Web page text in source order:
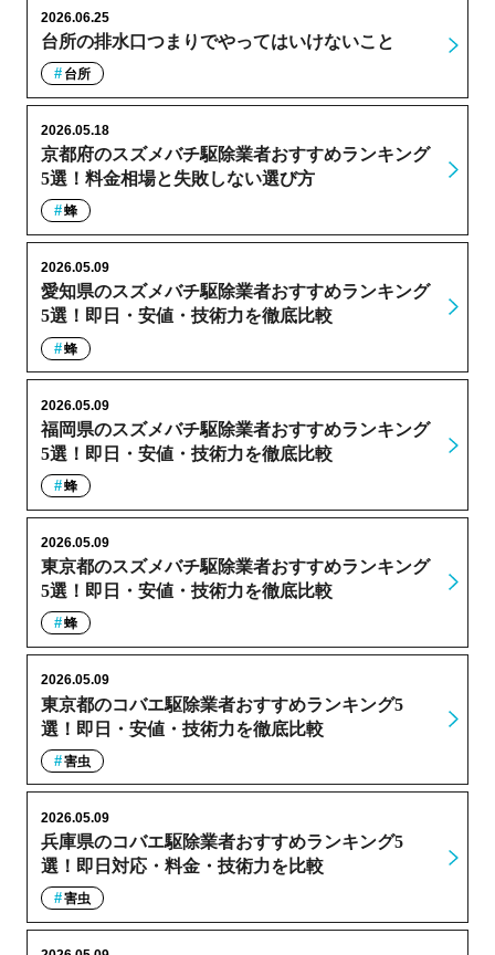
台所の排水口つまりでやってはいけないこと
2026.06.25
台所
京都府のスズメバチ駆除業者おすすめランキング
5選！料金相場と失敗しない選び方
2026.05.18
蜂
愛知県のスズメバチ駆除業者おすすめランキング
5選！即日・安値・技術力を徹底比較
2026.05.09
蜂
福岡県のスズメバチ駆除業者おすすめランキング
5選！即日・安値・技術力を徹底比較
2026.05.09
蜂
東京都のスズメバチ駆除業者おすすめランキング
5選！即日・安値・技術力を徹底比較
2026.05.09
蜂
東京都のコバエ駆除業者おすすめランキング5
選！即日・安値・技術力を徹底比較
2026.05.09
害虫
兵庫県のコバエ駆除業者おすすめランキング5
選！即日対応・料金・技術力を比較
2026.05.09
害虫